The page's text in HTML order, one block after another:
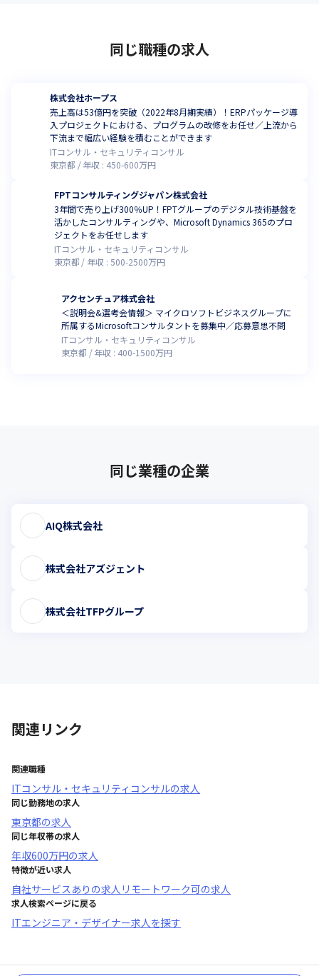
同じ職種の求人
株式会社ホープス
売上高は53億円を突破（2022年8月期実績）！ERPパッケージ導
入プロジェクトにおける、プログラムの改修をお任せ／上流から
下流まで幅広い経験を積むことができます
ITコンサル・セキュリティコンサル
東京都
年収 : 450-600万円
FPTコンサルティングジャパン株式会社
3年間で売り上げ300％UP！FPTグループのデジタル技術基盤を
活かしたコンサルティングや、Microsoft Dynamics 365のプロ
ジェクトをお任せします
ITコンサル・セキュリティコンサル
東京都
年収 : 500-2500万円
アクセンチュア株式会社
＜説明会&選考会情報＞ マイクロソフトビジネスグループに
所属するMicrosoftコンサルタントを募集中／応募意思不問
ITコンサル・セキュリティコンサル
東京都
年収 : 400-1500万円
同じ業種の企業
AIQ株式会社
株式会社アズジェント
株式会社TFPグループ
関連リンク
関連職種
ITコンサル・セキュリティコンサルの求人
同じ勤務地の求人
東京都の求人
同じ年収帯の求人
年収600万円の求人
特徴が近い求人
自社サービスあり の求人 リモートワーク可の求人
求人検索ページに戻る
ITエンジニア・デザイナー求人を探す